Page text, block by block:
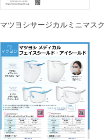
マツヨシサージカルミニマスク